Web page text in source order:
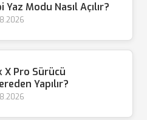
Modu Nasıl Açılır?
X Pro Sürücü
Yapılır?